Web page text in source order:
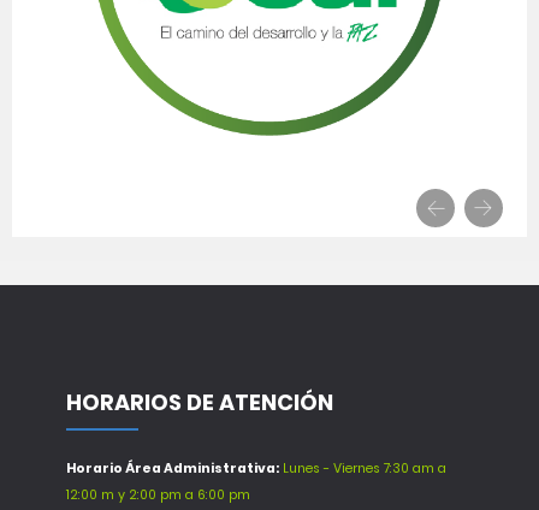
HORARIOS DE ATENCIÓN
Horario Área Administrativa: Lunes - Viernes 7:30 am a
12:00 m y 2:00 pm a 6:00 pm